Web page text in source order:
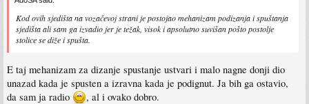
Kod ovih sjedišta na vozačevoj strani je postojao mehanizam podizanja i spuštanja
sjedišta ali sam ga izvadio jer je težak, visok i apsolutno suvišan pošto postolje
stolice se diže i spušta.
E taj mehanizam za dizanje spustanje ustvari i malo nagne donji dio
unazad kada je spusten a izravna kada je podignut. Ja bih ga ostavio,
da sam ja radio
, al i ovako dobro.